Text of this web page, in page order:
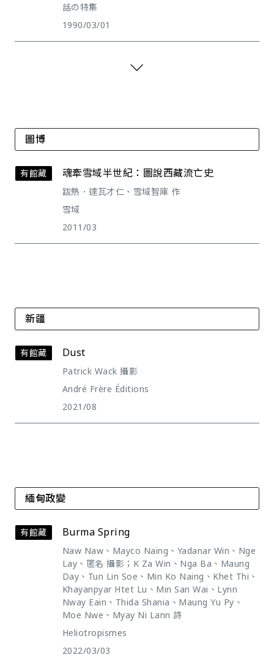
話の特集
1990/03/01
圖博
有館藏 魂牽雪域半世紀：圖說西藏流亡史
跋熱．達瓦才仁、雪域智庫 作
雪域
2011/03
新疆
有館藏 Dust
Patrick Wack 攝影
André Frère Éditions
2021/08
緬甸政變
有館藏 Burma Spring
Naw Naw、Mayco Naing、Yadanar Win、Nge
Lay、匿名 攝影；K Za Win、Nga Ba、Maung
Day、Tun Lin Soe、Min Ko Naing、Khet Thi、
Khayanpyar Htet Lu、Min San Wai、Lynn
Nway Eain、Thida Shania、Maung Yu Py、
Moe Nwe、Myay Ni Lann 詩
Heliotropismes
2022/03/03